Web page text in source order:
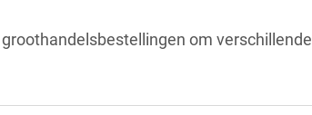
om verschillende